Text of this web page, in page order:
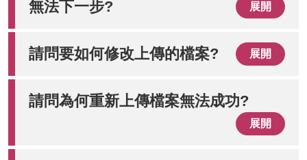
無法下一步?
展開
請問要如何修改上傳的檔案? 展開
請問為何重新上傳檔案無法成功?
展開